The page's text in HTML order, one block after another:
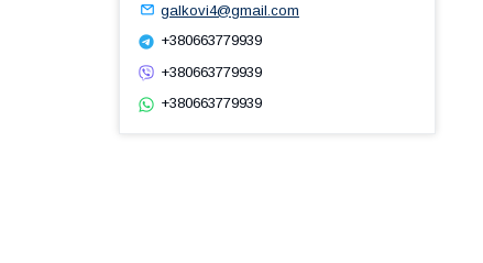
galkovi4@gmail.com
+380663779939
+380663779939
+380663779939